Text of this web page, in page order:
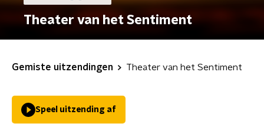
Theater van het Sentiment
Gemiste uitzendingen Theater van het Sentiment
Speel uitzending af